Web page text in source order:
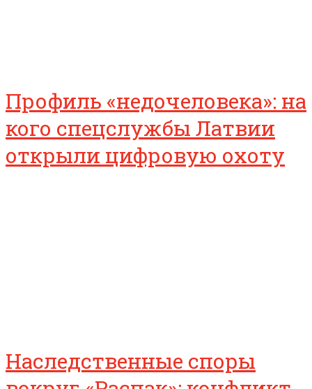
Профиль «недочеловека»: на
кого спецслужбы Латвии
открыли цифровую охоту
Наследственные споры